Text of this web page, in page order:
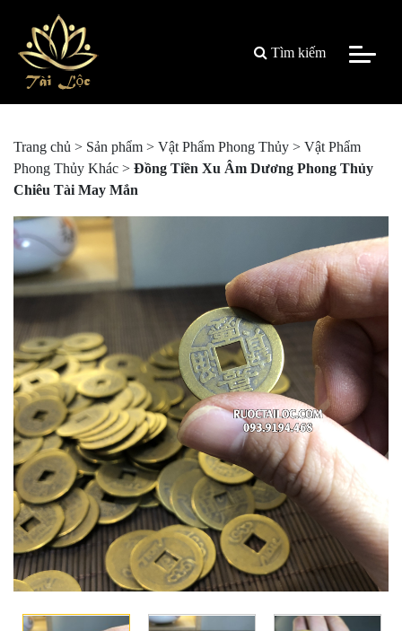
Tìm kiếm
Trang chủ > Sản phẩm > Vật Phẩm Phong Thủy > Vật Phẩm
Phong Thủy Khác > Đồng Tiền Xu Âm Dương Phong Thủy
Chiêu Tài May Mắn